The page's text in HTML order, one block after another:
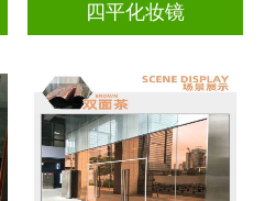
四平化妆镜